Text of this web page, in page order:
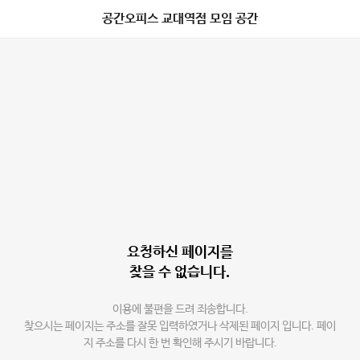
공간오피스 교대역점 모임 공간
요청하신 페이지를
찾을 수 없습니다.
이용에 불편을 드려 죄송합니다.
찾으시는 페이지는 주소를 잘못 입력하였거나 삭제된 페이지 입니다. 페이
지 주소를 다시 한 번 확인해 주시기 바랍니다.